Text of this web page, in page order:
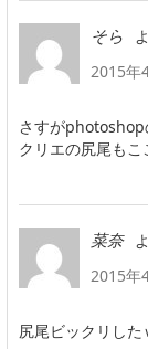
そら
2015年
さすがphotoshop
クリエの尻尾もこ
菜奈
2015年
尻尾ビックリした